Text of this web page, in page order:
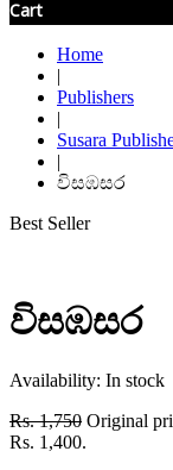
Cart
Home
|
Publishers
|
Susara
|
විසඹසර
Best Seller
විසඹසර
Availability: In stock
Rs.1,750 Original
Rs. 1,400.